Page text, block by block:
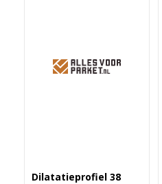
Dilatatieprofiel 38